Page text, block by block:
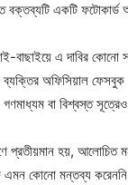
বক্তব্যটি একটি ফটোকার্ড
বাছাইয়ে এ দাবির
ব্যক্তির অফিসিয়াল
বা বিশ্বস্ত
প্রতীয়মান হয়, আলোচিত
এমন কোনো মন্তব্য